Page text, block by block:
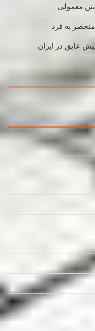
معمولی
به فرد
عایق در ایران